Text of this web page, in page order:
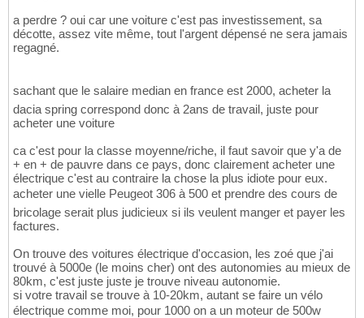
a perdre ? oui car une voiture c'est pas investissement, sa
décotte, assez vite même, tout l'argent dépensé ne sera jamais
regagné.
sachant que le salaire median en france est 2000, acheter la
dacia spring correspond donc à 2ans de travail, juste pour
acheter une voiture
ca c'est pour la classe moyenne/riche, il faut savoir que y'a de
+ en + de pauvre dans ce pays, donc clairement acheter une
électrique c'est au contraire la chose la plus idiote pour eux.
acheter une vielle Peugeot 306 à 500 et prendre des cours de
bricolage serait plus judicieux si ils veulent manger et payer les
factures.
On trouve des voitures électrique d'occasion, les zoé que j'ai
trouvé à 5000e (le moins cher) ont des autonomies au mieux de
80km, c'est juste juste je trouve niveau autonomie.
si votre travail se trouve à 10-20km, autant se faire un vélo
électrique comme moi, pour 1000 on a un moteur de 500w